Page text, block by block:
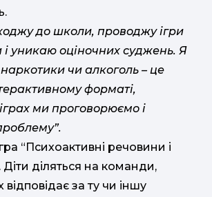
до школи, проводжу ігри
і уникаю оціночних суджень. Я
чи алкоголь – це
форматі,
ми проговорюємо і
“Психоактивні речовини і
Діти діляться на команди,
за ту чи іншу